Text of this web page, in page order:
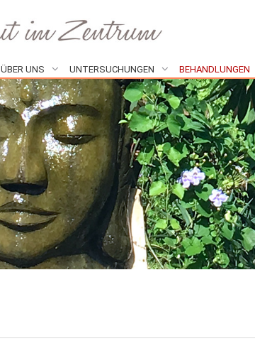
ÜBER UNS UNTERSUCHUNGEN BEHANDLUNGEN